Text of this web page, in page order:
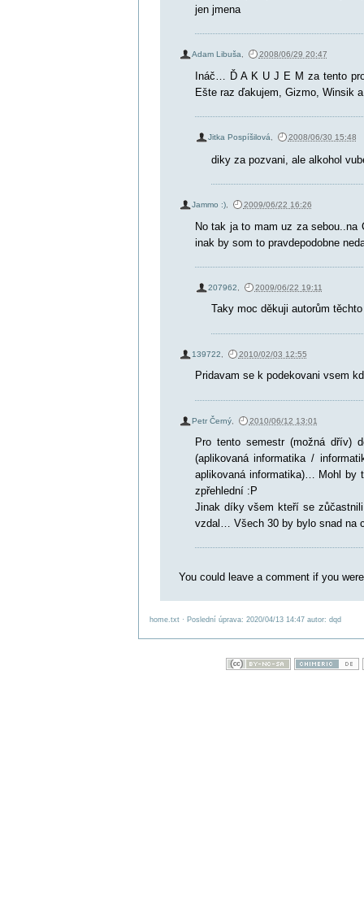
jen jmena
Adam Libuša, 2008/06/29 20:47
Ináč… Ď A K U J E M za tento
Ešte raz ďakujem, Gizmo, Winsik
Jitka Pospíšilová 2008/06/30 15:48
diky za pozvani, ale alkohol
Jammo :), 2009/06/22 16:26
No tak ja to mam uz za
inak by som to pravdepodobne
207962 2009/06/22 19:11
Taky moc děkuji autorům
139722 2010/02/03 12:55
Pridavam se k podekovani vsem
Petr Černý, 2010/06/12 13:01
Pro tento semestr (možná dřív)
(aplikovaná informatika /
aplikovaná informatika)… Mohl by
zpřehlední :P
Jinak díky všem kteří se
vzdal… Všech 30 by bylo snad na
You could leave a comment if you
home.txt· Poslední úprava: 2020/04/13 14:47 autor: dqd